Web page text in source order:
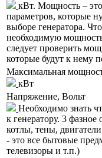
кВт. Мощность –
параметров, которые
выборе генератора.
необходимую мощность
следует проверить
которые будут к нему
Максимальная
кВт
Напряжение, Вольт
Необходимо знать
к генератору. 3
котлы, тены,
- это все бытовые
телевизоры и т.п.)